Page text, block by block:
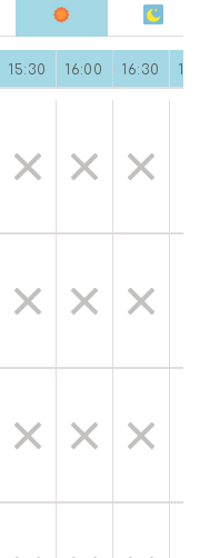
15:30 16:00 16:30